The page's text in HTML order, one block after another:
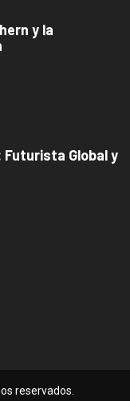
y la
Futurista Global y
reservados.